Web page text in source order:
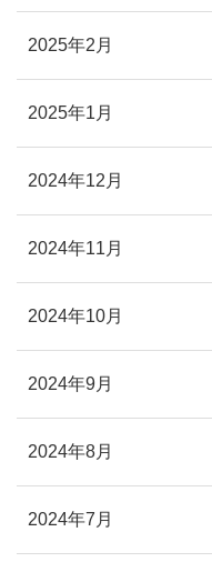
2025年2月
2025年1月
2024年12月
2024年11月
2024年10月
2024年9月
2024年8月
2024年7月